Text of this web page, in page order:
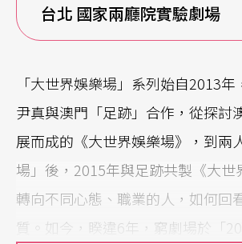
台北 國家兩廳院實驗劇場
「大世界娛樂場」系列始自2013
尹真與澳門「足跡」合作，從探討
展而成的《大世界娛樂場》，到兩
場」後，2015年與足跡共製《大世
轉向不同心態、職業的人，如何回
質。如今，睽違6年，窮劇場於「